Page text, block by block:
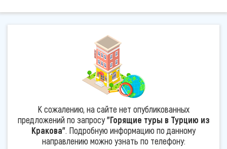
К сожалению, на сайте нет опубликованных
предложений по запросу"Горящие туры в Турцию из
Кракова". Подробную информацию по данному
направлению можно узнать по телефону: